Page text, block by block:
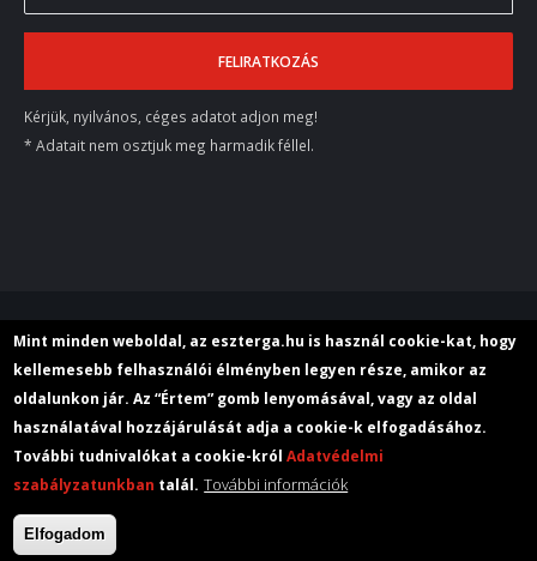
Kérjük, nyilvános, céges adatot adjon meg!
* Adatait nem osztjuk meg harmadik féllel.
© 2018 M+E Szerszámgép Kereskedelmi Kft.
Rólunk Aktuális Adatvédelem
Mint minden weboldal, az eszterga.hu is használ cookie-kat, hogy
kellemesebb felhasználói élményben legyen része, amikor az
oldalunkon jár. Az “Értem” gomb lenyomásával, vagy az oldal
használatával hozzájárulását adja a cookie-k elfogadásához.
További tudnivalókat a cookie-królAdatvédelmi
szabályzatunkban talál. További információk
Elfogadom